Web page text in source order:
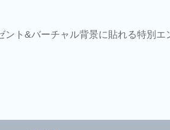
ト&バーチャル背景に貼れる特別エ